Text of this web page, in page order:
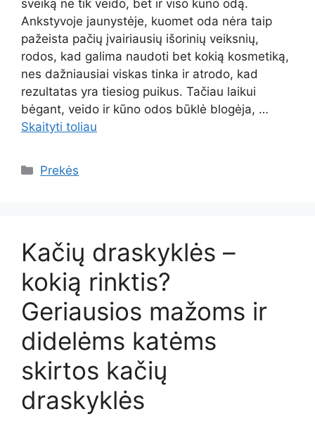
sveiką ne tik veido, bet ir viso kūno odą.
Ankstyvoje jaunystėje, kuomet oda nėra taip
pažeista pačių įvairiausių išorinių veiksnių,
rodos, kad galima naudoti bet kokią kosmetiką,
nes dažniausiai viskas tinka ir atrodo, kad
rezultatas yra tiesiog puikus. Tačiau laikui
bėgant, veido ir kūno odos būklė blogėja, …
Skaityti toliau
Kategorijos
Prekės
Kačių draskyklės –
kokią rinktis?
Geriausios mažoms ir
didelėms katėms
skirtos kačių
draskyklės